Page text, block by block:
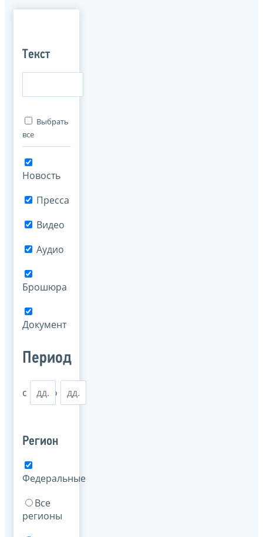
Текст
Выбрать
все
Новость
Пресса
Видео
Аудио
Брошюра
Документ
Период
с по
Регион
Федеральные
Все
регионы